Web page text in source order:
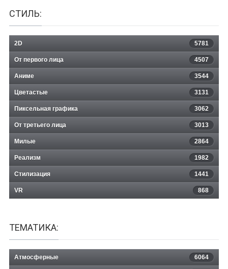
СТИЛЬ:
2D 5781
От первого лица 4507
Аниме 3544
Цветастые 3131
Пиксельная графика 3062
От третьего лица 3013
Милые 2864
Реализм 1982
Стилизация 1441
VR 868
ТЕМАТИКА:
Атмосферные 6064